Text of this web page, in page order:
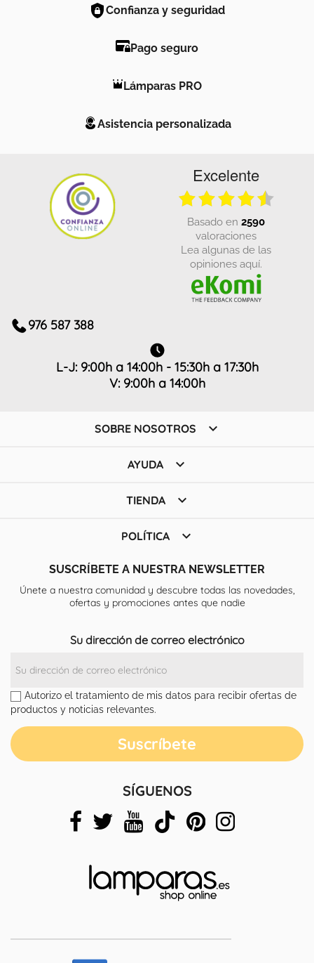
Confianza y seguridad
Pago seguro
Lámparas PRO
Asistencia personalizada
Excelente
basado en 2590
valoraciones
Lea algunas de las
opiniones aquí.
976 587 388
L-J: 9:00h a 14:00h - 15:30h a 17:30h
V: 9:00h a 14:00h
SOBRE NOSOTROS 
AYUDA 
TIENDA 
POLÍTICA 
SUSCRÍBETE A NUESTRA NEWSLETTER
Únete a nuestra comunidad y descubre todas las novedades,
ofertas y promociones antes que nadie
Su dirección de correo electrónico
Autorizo el tratamiento de mis datos para recibir ofertas de
productos y noticias relevantes.
SÍGUENOS